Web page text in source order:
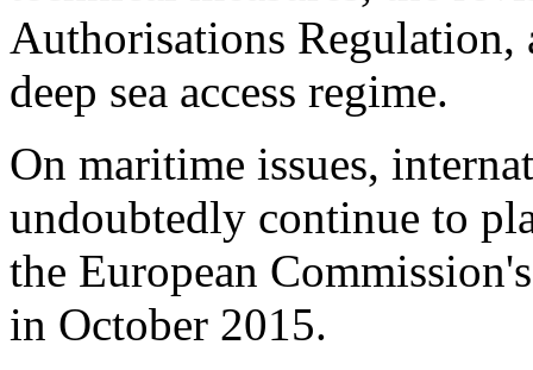
Authorisations Regulation,
deep sea access regime.
On maritime issues,
undoubtedly continue to
the European
in October 2015.